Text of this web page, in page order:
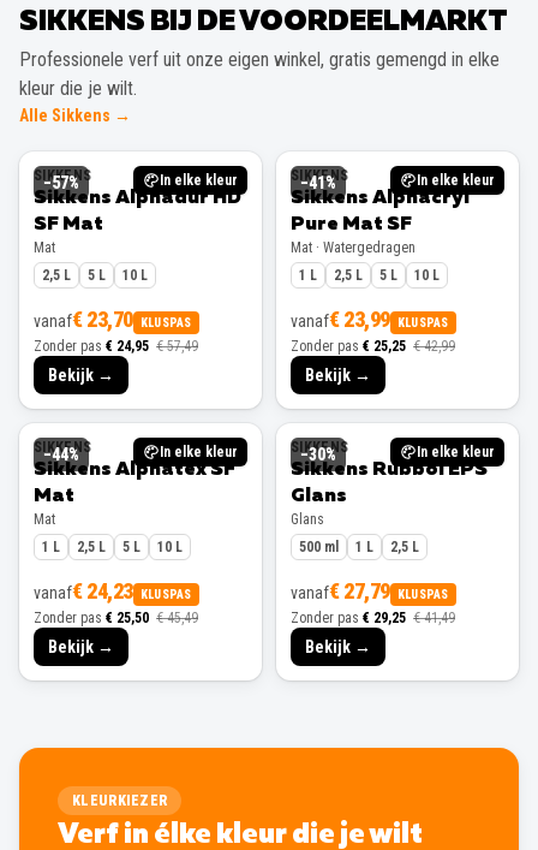
SIKKENS BIJ DE VOORDEELMARKT
Professionele verf uit onze eigen winkel, gratis gemengd in elke
kleur die je wilt.
Alle Sikkens →
−57% In elke kleur
SIKKENS
Sikkens Alphadur HD
SF Mat
Mat
2,5 L
5 L 10 L
vanaf€ 23,70 KLUSPAS
Zonder pas € 24,95 € 57,49
Bekijk →
−41% In elke kleur
SIKKENS
Sikkens Alphacryl
Pure Mat SF
Mat · Watergedragen
1 L
2,5 L 5 L 10 L
vanaf€ 23,99 KLUSPAS
Zonder pas € 25,25 € 42,99
Bekijk →
−44% In elke kleur
SIKKENS
Sikkens Alphatex SF
Mat
Mat
1 L
2,5 L 5 L 10 L
vanaf€ 24,23 KLUSPAS
Zonder pas € 25,50 € 45,49
Bekijk →
−30% In elke kleur
SIKKENS
Sikkens Rubbol EPS
Glans
Glans
500 ml
1 L 2,5 L
vanaf€ 27,79 KLUSPAS
Zonder pas € 29,25 € 41,49
Bekijk →
KLEURKIEZER
Verf in élke kleur die je wilt